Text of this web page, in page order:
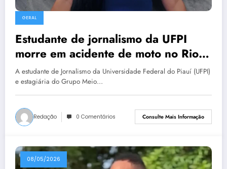
GERAL
Estudante de jornalismo da UFPI
morre em acidente de moto no Rio
de Janeiro
A estudante de Jornalismo da Universidade Federal do Piauí (UFPI)
e estagiária do Grupo Meio…
Redação 0 Comentários Consulte Mais Informação
08/05/2026